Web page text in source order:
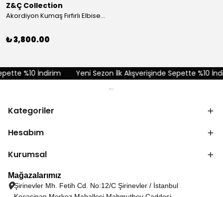
Z&Ç Collection
Akordiyon Kumaş Fırfırlı Elbise - Kırmızı
₺ 3,800.00
%10 İndirim Yeni Sezon İlk Alışverişinde Sepette %10
Kategoriler
Hesabım
Kurumsal
Mağazalarımız
Şirinevler Mh. Fetih Cd. No:12/C Şirinevler / İstanbul